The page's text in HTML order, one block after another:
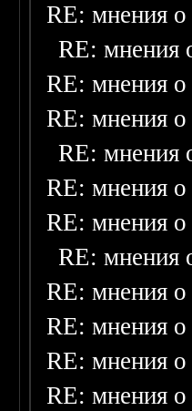
RE: мнения о
RE: мнения
RE: мнения о
RE: мнения о
RE: мнения
RE: мнения о
RE: мнения о
RE: мнения
RE: мнения о
RE: мнения о
RE: мнения о
RE: мнения о